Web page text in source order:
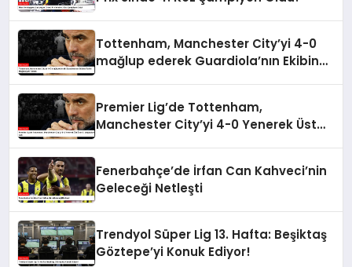
Tottenham, Manchester City’yi 4-0
mağlup ederek Guardiola’nın Ekibine
Premier Lig’de Tottenham,
Manchester City’yi 4-0 Yenerek Üst
Fenerbahçe’de İrfan Can Kahveci’nin
Geleceği Netleşti
Trendyol Süper Lig 13. Hafta: Beşiktaş
Göztepe’yi Konuk Ediyor!